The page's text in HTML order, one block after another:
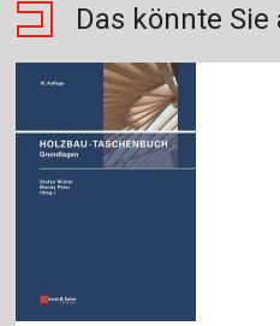
Das könnte